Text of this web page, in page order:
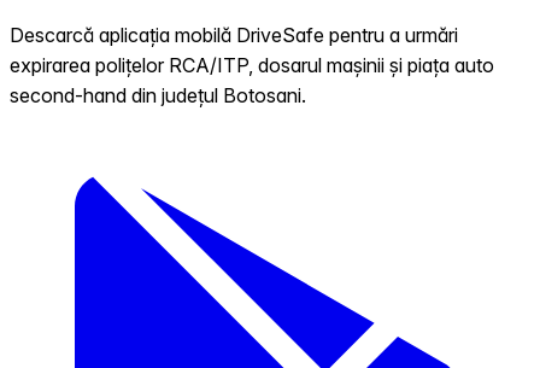
Descarcă aplicația mobilă DriveSafe pentru a urmări
expirarea polițelor RCA/ITP, dosarul mașinii și piața auto
second-hand din județul Botosani.